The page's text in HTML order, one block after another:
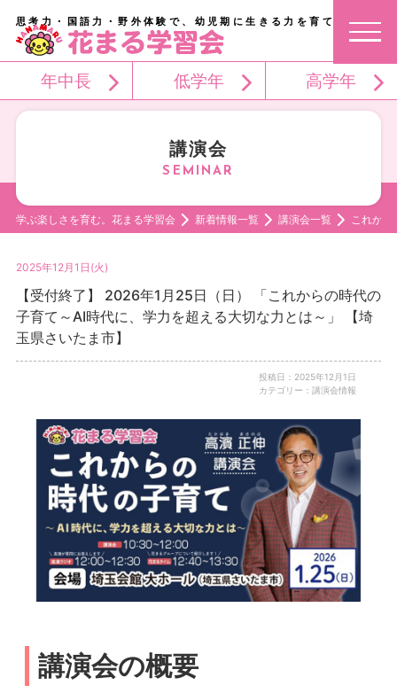
思考力・国語力・野外体験で、幼児期に生きる力を育てる。
年中長 低学年 高学年
講演会
学ぶ楽しさを育む。花まる学習会 新着情報一覧 講演会一覧 これか
2025年12月1日(火)
【受付終了】 2026年1月25日（日） 「これからの時代の
子育て～AI時代に、学力を超える大切な力とは～」 【埼
玉県さいたま市】
投稿日：2025年12月1日
カテゴリー：講演会情報
講演会の概要